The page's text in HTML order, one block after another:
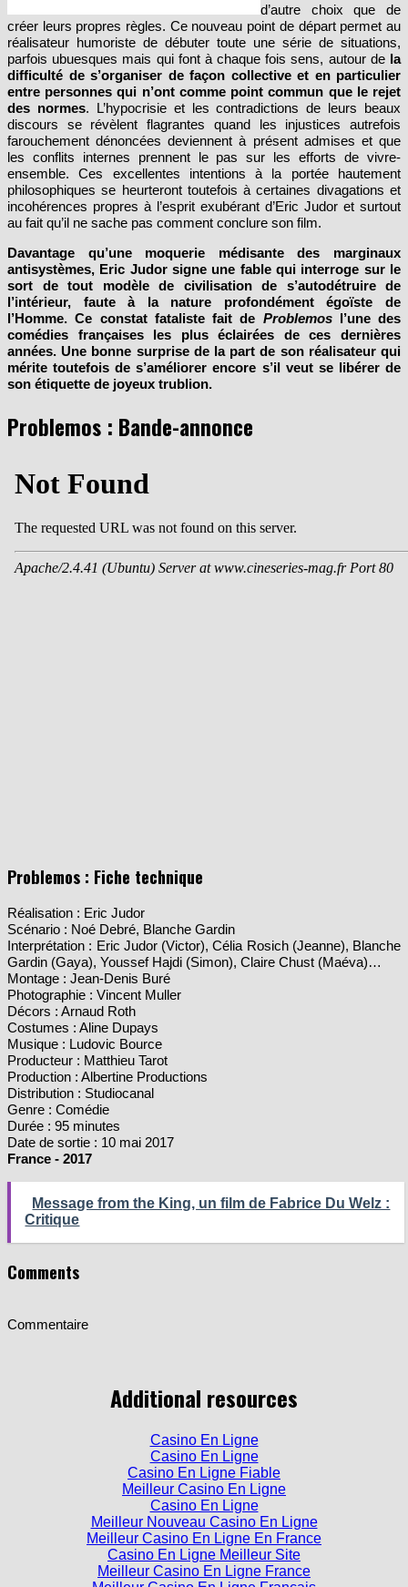
d’autre choix que de
créer leurs propres règles. Ce nouveau point de départ permet au
réalisateur humoriste de débuter toute une série de situations,
parfois ubuesques mais qui font à chaque fois sens, autour de la
difficulté de s’organiser de façon collective et en particulier
entre personnes qui n’ont comme point commun que le rejet
des normes. L’hypocrisie et les contradictions de leurs beaux
discours se révèlent flagrantes quand les injustices autrefois
farouchement dénoncées deviennent à présent admises et que
les conflits internes prennent le pas sur les efforts de vivre-
ensemble. Ces excellentes intentions à la portée hautement
philosophiques se heurteront toutefois à certaines divagations et
incohérences propres à l’esprit exubérant d’Eric Judor et surtout
au fait qu’il ne sache pas comment conclure son film.
Davantage qu’une moquerie médisante des marginaux
antisystèmes, Eric Judor signe une fable qui interroge sur le
sort de tout modèle de civilisation de s’autodétruire de
l’intérieur, faute à la nature profondément égoïste de
l’Homme. Ce constat fataliste fait de Problemosl’une des
comédies françaises les plus éclairées de ces dernières
années. Une bonne surprise de la part de son réalisateur qui
mérite toutefois de s’améliorer encore s’il veut se libérer de
son étiquette de joyeux trublion.
Problemos : Bande-annonce
Problemos : Fiche technique
Réalisation : Eric Judor
Scénario : Noé Debré, Blanche Gardin
Interprétation : Eric Judor (Victor), Célia Rosich (Jeanne), Blanche
Gardin (Gaya), Youssef Hajdi (Simon), Claire Chust (Maéva)…
Montage : Jean-Denis Buré
Photographie : Vincent Muller
Décors : Arnaud Roth
Costumes : Aline Dupays
Musique : Ludovic Bource
Producteur : Matthieu Tarot
Production : Albertine Productions
Distribution : Studiocanal
Genre : Comédie
Durée : 95 minutes
Date de sortie : 10 mai 2017
France - 2017
Message from the King, un film de Fabrice Du Welz :
Critique
Comments
Commentaire
Additional resources
Casino En Ligne
Casino En Ligne
Casino En Ligne Fiable
Meilleur Casino En Ligne
Casino En Ligne
Meilleur Nouveau Casino En Ligne
Meilleur Casino En Ligne En France
Casino En Ligne Meilleur Site
Meilleur Casino En Ligne France